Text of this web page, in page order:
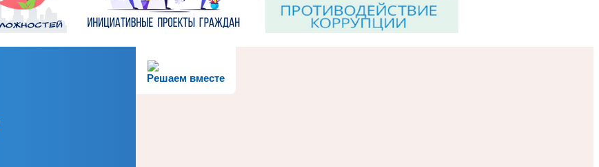
Решаем вместе